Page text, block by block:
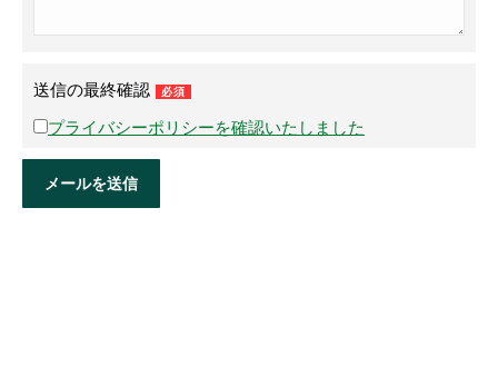
送信の最終確認 必須
プライバシーポリシーを確認いたしました